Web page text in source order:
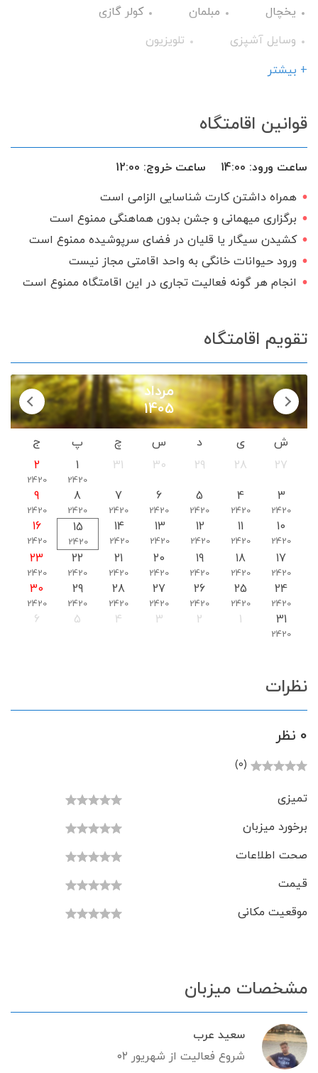
یخچال مبلمان
کولر گازی
وسایل آشپزی
تلویزیون
سرویس فرنگی
+ بیشتر
قوانین اقامتگاه
ساعت ورود: 14:00 ساعت خروج: 12:00
همراه داشتن کارت شناسایی الزامی است
برگزاری میهمانی و جشن بدون هماهنگی ممنوع است
کشیدن سیگار یا قلیان در فضای سرپوشیده ممنوع است
ورود حیوانات خانگی به واحد اقامتی مجاز نیست
انجام هر گونه فعالیت تجاری در این اقامتگاه ممنوع است
تقویم اقامتگاه
مرداد
1405
ش ی د س چ پ
ج
27
28
29
30
31
1
2420
2
2420
3
2420
4
2420
5
2420
6
2420
7
2420
8
2420
9
2420
10
2420
11
2420
12
2420
13
2420
14
2420
15
2420
16
2420
17
2420
18
2420
19
2420
20
2420
21
2420
22
2420
23
2420
24
2420
25
2420
26
2420
27
2420
28
2420
29
2420
30
2420
31
2420
1
2
3
4
5
6
نظرات
0 نظر
(0)
تمیزی
برخورد میزبان
صحت اطلاعات
قیمت
موقعیت مکانی
مشخصات میزبان
سعيد عرب
شروع فعالیت از شهریور ۰۲